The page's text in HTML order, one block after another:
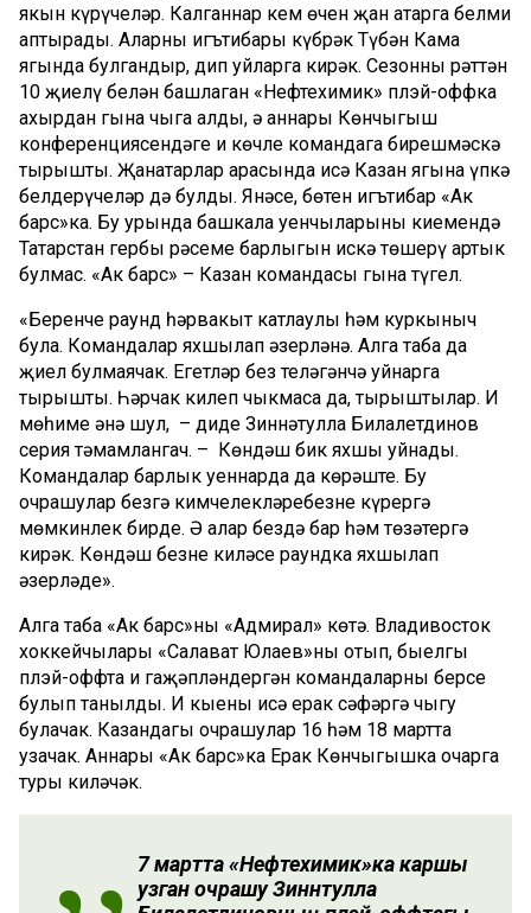
якын күрүчеләр. Калганнар кем өчен җан атарга белми
аптырады. Аларның игътибары күбрәк Түбән Кама
ягында булгандыр, дип уйларга кирәк. Сезонны рәттән
10 җиңелү белән башлаган «Нефтехимик» плэй-оффка
ахырдан гына чыга алды, ә аннары Көнчыгыш
конференциясендәге иң көчле командага бирешмәскә
тырышты. Җанатарлар арасында исә Казан ягына үпкә
белдерүчеләр дә булды. Янәсе, бөтен игътибар «Ак
барс»ка. Бу урында башкала уенчыларының киемендә
Татарстан гербы рәсеме барлыгын искә төшерү артык
булмас. «Ак барс» – Казан командасы гына түгел.
«Беренче раунд һәрвакыт катлаулы һәм куркыныч
була. Командалар яхшылап әзерләнә. Алга таба да
җиңел булмаячак. Егетләр без теләгәнчә уйнарга
тырышты. Һәрчак килеп чыкмаса да, тырыштылар. Иң
мөһиме әнә шул, – диде Зиннәтулла Билалетдинов
серия тәмамлангач. – Көндәш бик яхшы уйнады.
Командалар барлык уеннарда да көрәште. Бу
очрашулар безгә кимчелекләребезне күрергә
мөмкинлек бирде. Ә алар бездә бар һәм төзәтергә
кирәк. Көндәш безне киләсе раундка яхшылап
әзерләде».
Алга таба «Ак барс»ны «Адмирал» көтә. Владивосток
хоккейчылары «Салават Юлаев»ны отып, быелгы
плэй-оффта иң гаҗәпләндергән командаларның берсе
булып танылды. Иң кыены исә ерак сәфәргә чыгу
булачак. Казандагы очрашулар 16 һәм 18 мартта
узачак. Аннары «Ак барс»ка Ерак Көнчыгышка очарга
туры киләчәк.
7 мартта «Нефтехимик»ка каршы
узган очрашу Зиннәтулла